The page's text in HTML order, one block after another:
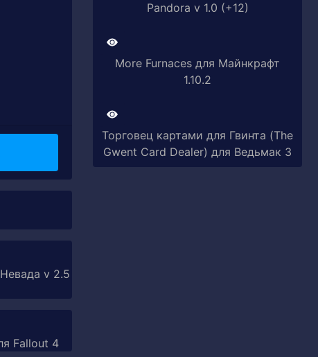
v 2.5
Fallout 4
Pandora v 1.0 (+12)
More Furnaces для Майнкрафт
1.10.2
Торговец картами для Гвинта (The
Gwent Card Dealer) для Ведьмак 3